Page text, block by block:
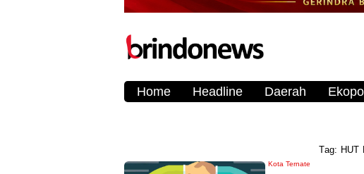
Home Headline Daerah Ekopol
Tag: HUT
Kota Ternate